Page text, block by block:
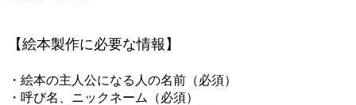
【絵本製作に必要な情報】
・絵本の主人公になる人の名前（必須）
・呼び名、ニックネーム（必須）